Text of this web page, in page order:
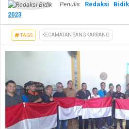
Penulis Redaksi Bidik
2023
TAGS KECAMATAN SANGKARRANG